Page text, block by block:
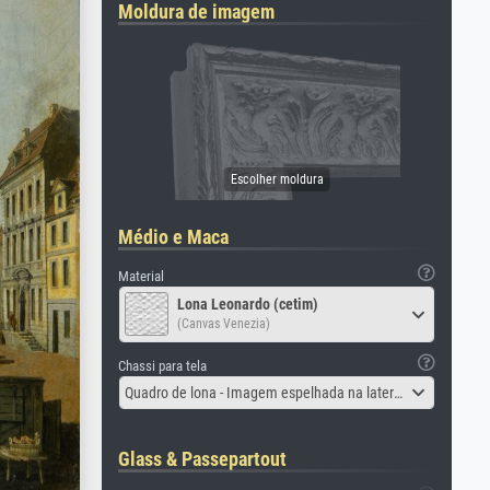
Moldura de imagem
Médio e Maca
Material
Lona Leonardo (cetim)
(Canvas Venezia)
Chassi para tela
Quadro de lona - Imagem espelhada na lateral
Glass & Passepartout